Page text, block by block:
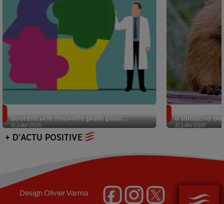
31 juillet 2026
ouvrent une nouvelle piste pour...
31 juillet 2026
d’initiative
+ D'ACTU POSITIVE
DesignOlivier Varma